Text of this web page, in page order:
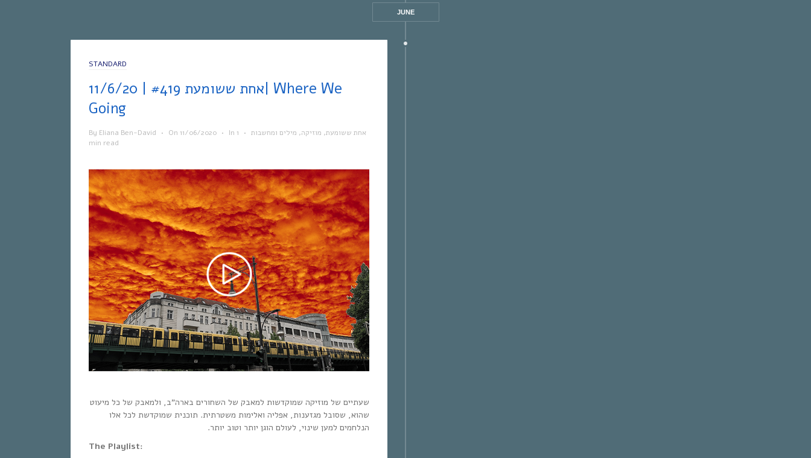
JUNE
STANDARD
אחת ששומעת #419 | 11/6/20| Where We
Going
By Eliana Ben-David • On 11/06/2020 • In אחת ששומעת, מוזיקה, מילים ומחשבות •
1
min read
שעתיים של מוזיקה שמוקדשות למאבק של השחורים בארה”ב, ולמאבק של כל מיעוט
שהוא, שסובל מגזענות, אפליה ואלימות משטרתית. תוכנית שמוקדשת לכל אלו
הנלחמים למען שינוי, לעולם הוגן יותר וטוב יותר.
The Playlist: